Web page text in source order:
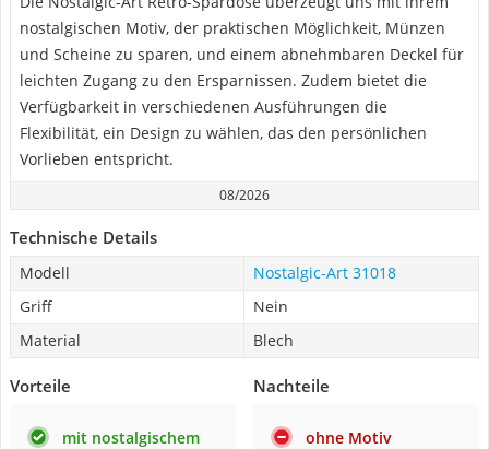
nostalgischen Motiv, der praktischen Möglichkeit, Münzen
und Scheine zu sparen, und einem abnehmbaren Deckel für
leichten Zugang zu den Ersparnissen. Zudem bietet die
Verfügbarkeit in verschiedenen Ausführungen die
Flexibilität, ein Design zu wählen, das den persönlichen
Vorlieben entspricht.
08/2026
Technische Details
Modell
Nostalgic-Art 31018
Griff
Nein
Material
Blech
Vorteile
mit nostalgischem
Nachteile
ohne Motiv